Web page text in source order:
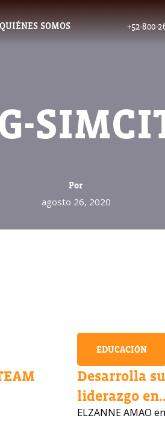
QUIÉNES SOMOS +52-800-
Por
agosto 26, 2020
EDUCACIÓN
Desarrolla
liderazgo
ELZANNE AMAO